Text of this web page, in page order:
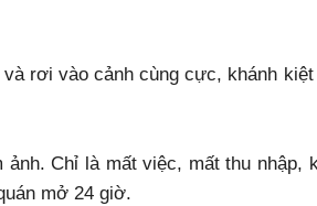
rơi vào cảnh cùng cực, khánh
Chỉ là mất việc, mất thu nhập,
mở 24 giờ.